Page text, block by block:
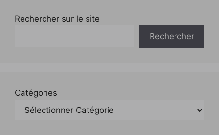
Rechercher sur le site
Rechercher
Catégories